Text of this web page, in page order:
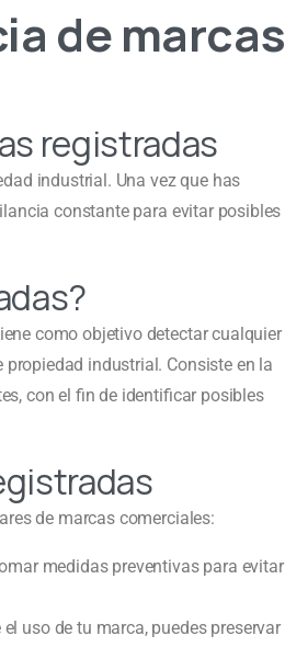
de marcas
registradas
industrial. Una vez que has
constante para evitar posibles
como objetivo detectar cualquier
industrial. Consiste en la
con el fin de identificar posibles
de marcas comerciales:
medidas preventivas para evitar
uso de tu marca, puedes preservar